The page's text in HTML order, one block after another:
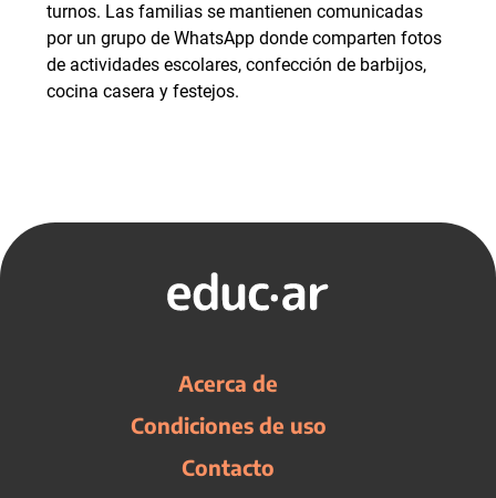
turnos. Las familias se mantienen comunicadas
por un grupo de WhatsApp donde comparten fotos
de actividades escolares, confección de barbijos,
cocina casera y festejos.
Acerca de
Condiciones de uso
Contacto